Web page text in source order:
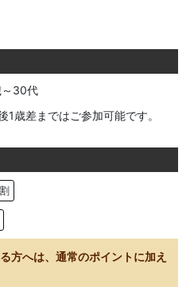
30代
歳差まではご参加可能です。
方へは、通常のポイントに加え